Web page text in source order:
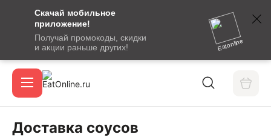
Скачай мобильное
приложение!
Получай промокоды, скидки
и акции раньше других!
Eatonline
сообщение
кодом
подтверждения
Акции
Доставка соусов